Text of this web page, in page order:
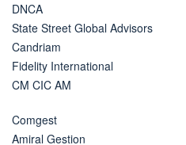
DNCA
State Street Global Advisors
Candriam
Fidelity International
CM CIC AM
Comgest
Amiral Gestion